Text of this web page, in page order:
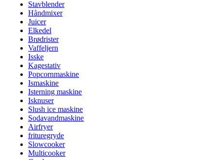
Stavblender
Håndmixer
Juicer
Elkedel
Brødrister
Vaffeljern
Isske
Kagestativ
Popcornmaskine
Ismaskine
Isterning maskine
Isknuser
Slush ice maskine
Sodavandmaskine
Airfryer
frituregryde
Slowcooker
Multicooker